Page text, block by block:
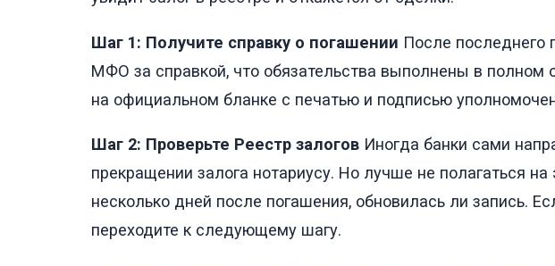
Шаг 1: Получите справку о погашении После последнего
МФО за справкой, что обязательства выполнены в
на официальном бланке с печатью и подписью
Шаг 2: Проверьте Реестр залогов Иногда банки сами
прекращении залога нотариусу. Но лучше не полагаться на
несколько дней после погашения, обновилась ли запись.
переходите к следующему шагу.